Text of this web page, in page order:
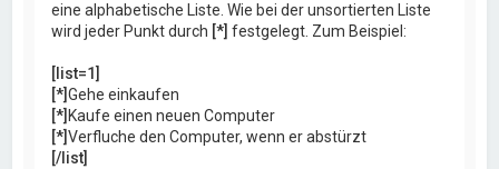
eine alphabetische Liste. Wie bei der unsortierten Liste
wird jeder Punkt durch [*] festgelegt. Zum Beispiel:
[list=1]
[*]Gehe einkaufen
[*] Kaufe einen neuen Computer
[*]Verfluche den Computer, wenn er abstürzt
[/list]